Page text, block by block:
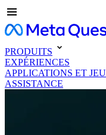
PRODUITS
EXPÉRIENCES
APPLICATIONS ET
ASSISTANCE